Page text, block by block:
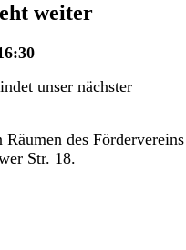
weiter
unser nächster
des Fördervereins
Str. 18.